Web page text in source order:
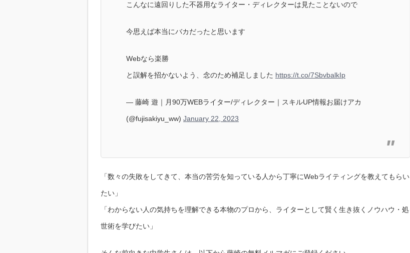
こんなに遠回りした不器用なライター・ディレクターは見たことないので
今思えば本当にバカだったと思います
Webなら楽勝
と誤解を招かないよう、念のため補足しました https://t.co/7SbvbalkIp
— 藤崎 遊｜月90万WEBライター/ディレクター｜スキルUP情報お届けアカ
(@fujisakiyu_ww) January 22, 2023
「数々の失敗をしてきて、本当の苦労を知っている人から丁寧にWebライティングを教えてもらい
たい」
「わからない人の気持ちを理解できる本物のプロから、ライターとして賢く生き抜くノウハウ・処
世術を学びたい」